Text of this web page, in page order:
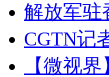
解放军驻
CGTN记
【微视